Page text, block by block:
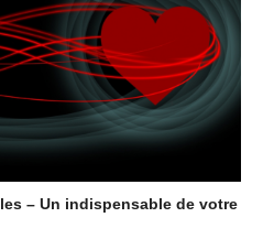
– Un indispensable de votre